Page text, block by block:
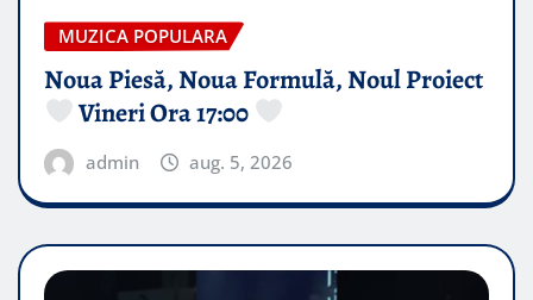
MUZICA POPULARA
Noua Piesă, Noua Formulă, Noul Proiect
Vineri Ora 17:00
admin aug. 5, 2026